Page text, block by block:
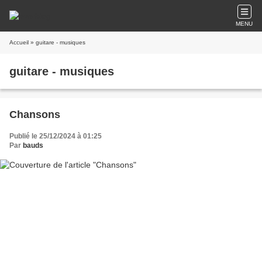
MENU
Accueil » guitare - musiques
guitare - musiques
Chansons
Publié le 25/12/2024 à 01:25
Par bauds